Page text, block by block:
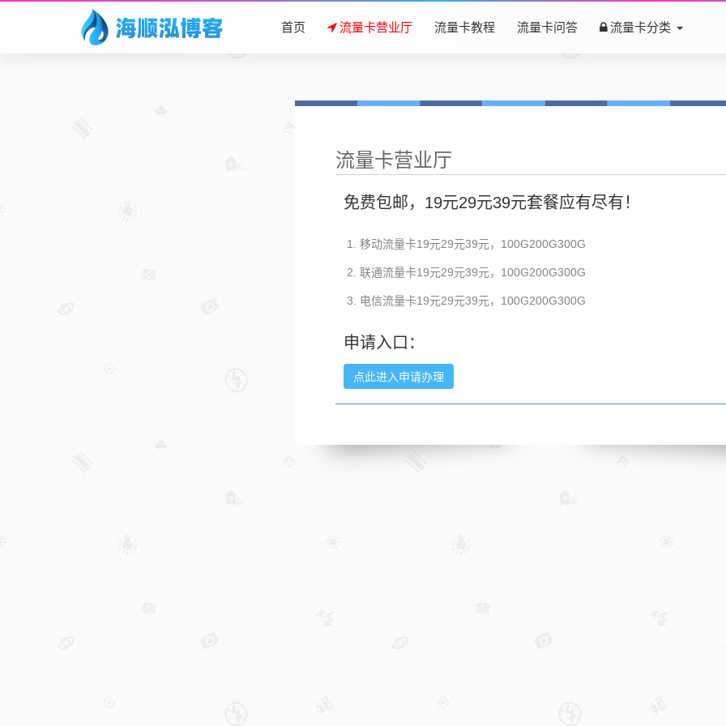
首页 流量卡营业厅 流量卡教程 流量卡问答 流量卡分类
流量卡营业厅
免费包邮，19元29元39元套餐应有尽有！
移动流量卡19元29元39元，100G200G300G
联通流量卡19元29元39元，100G200G300G
电信流量卡19元29元39元，100G200G300G
申请入口：
点此进入申请办理